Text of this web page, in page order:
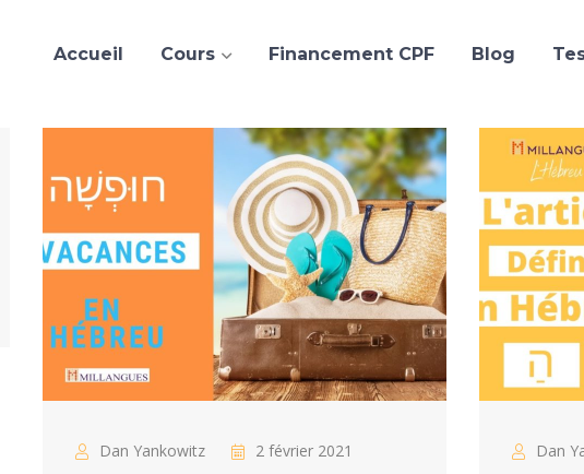
Accueil Cours Financement CPF Blog
Dan Yankowitz 2 février 2021 Dan